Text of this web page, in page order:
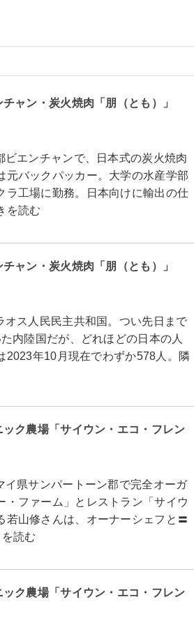
ャン・炭火焼肉「朋（とも）」
エンチャンで、日本式の炭火焼肉
元バックパッカー。大学の水産学部
ラ工場に勤務。日本向けに輸出の仕
を読む
ャン・炭火焼肉「朋（とも）」
ス人民民主共和国。つい先日まで
内陸国だが、どれほどの日本の人
2023年10月現在でわずか578人。隣
ク農場「サイウン・エコ・フレン
県サンパートーン郡で完全オーガ
・ファーム」とレストラン「サイウ
若山修さんは、オーナーシェフと〓
読む
ク農場「サイウン・エコ・フレン